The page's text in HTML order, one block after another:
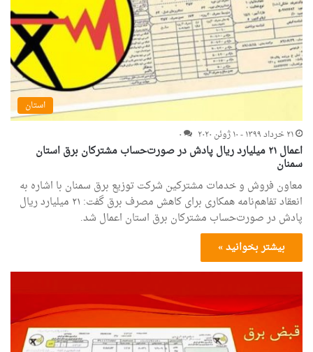
استان
۲۱ خرداد ۱۳۹۹ - ۱۰ ژوئن ۲۰۲۰
۰
اعمال ۲۱ میلیارد ریال پادش در صورت‌حساب مشترکان برق استان
سمنان
معاون فروش و خدمات مشترکین شرکت توزیع برق سمنان با اشاره به
انعقاد تفاهم‌نامه همکاری برای کاهش مصرف برق گفت: ۲۱ میلیارد ریال
پادش در صورت‌حساب مشترکان برق استان اعمال شد.
بیشتر بخوانید »